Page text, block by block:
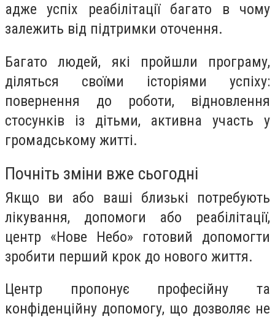
адже успіх реабілітації багато в чому
залежить від підтримки оточення.
Багато людей, які пройшли програму,
діляться своїми історіями успіху:
повернення до роботи, відновлення
стосунків із дітьми, активна участь у
громадському житті.
Почніть зміни вже сьогодні
Якщо ви або ваші близькі потребують
лікування, допомоги або реабілітації,
центр «Нове Небо» готовий допомогти
зробити перший крок до нового життя.
Центр пропонує професійну та
конфіденційну допомогу, що дозволяє не